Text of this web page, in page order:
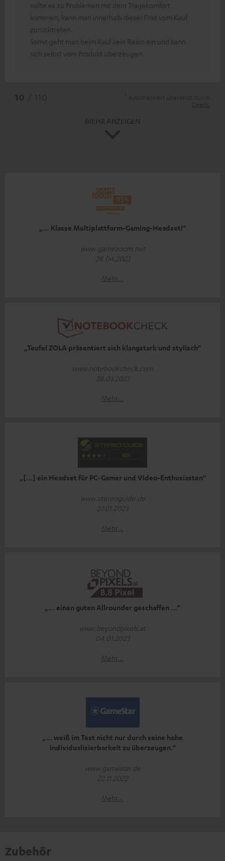
sollte es zu Problemen mit dem Tragekomfort
kommen, kann man innerhalb dieser Frist vom Kauf
zurücktreten.
Somit geht man beim Kauf kein Risiko ein und kann
sich selbst vom Produkt überzeugen.
„… Klasse Multiplattform-Gaming-Headset!“
www.gamezoom.net
28.04.2023
Mehr...
„Teufel ZOLA präsentiert sich klangstark und stylisch“
www.notebookcheck.com
28.03.2023
Mehr...
„[…] ein Headset für PC-Gamer und Video-Enthusiasten“
www.stereoguide.de
27.01.2023
Mehr...
„… einen guten Allrounder geschaffen …“
www.beyondpixels.at
04.01.2023
Mehr...
„… weiß im Test nicht nur durch seine hohe
Individualisierbarkeit zu überzeugen.“
www.gamestar.de
22.11.2022
Mehr...
Zubehör